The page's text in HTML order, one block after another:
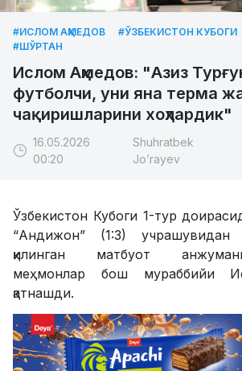
#ИСЛОМ АҲМЕДОВ #ЎЗБЕКИСТОН КУБОГИ
#ШЎРТАН
Ислом Аҳмедов: "Азиз
футболчи, уни яна терма
чақиришларини хоҳлардик"
16.05.2026
00:20
Shuhratbek
Jo’rayev
Ўзбекистон Кубоги 1-тур
“Андижон” (1:3)
қилинган матбуот
меҳмонлар бош мураббийи
қатнашди.